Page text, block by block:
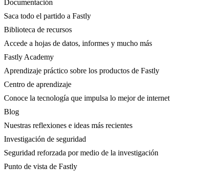
Documentación
Saca todo el partido a Fastly
Biblioteca de recursos
Accede a hojas de datos, informes y mucho más
Fastly Academy
Aprendizaje práctico sobre los productos de Fastly
Centro de aprendizaje
Conoce la tecnología que impulsa lo mejor de internet
Blog
Nuestras reflexiones e ideas más recientes
Investigación de seguridad
Seguridad reforzada por medio de la investigación
Punto de vista de Fastly